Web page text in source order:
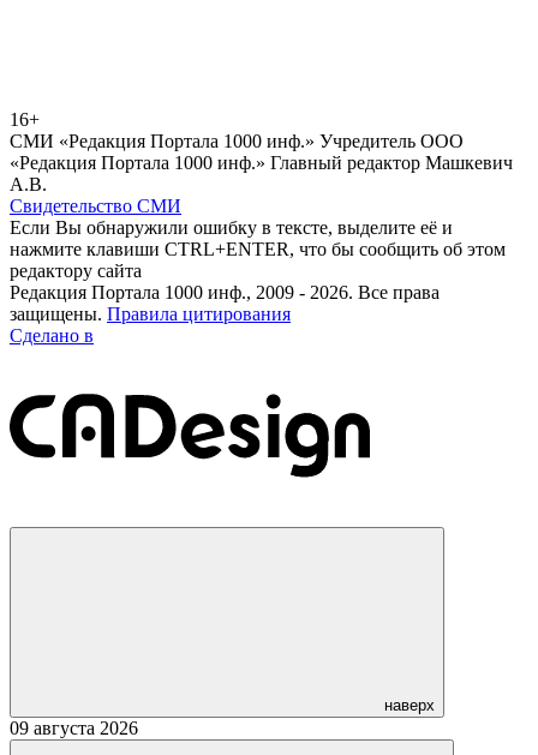
16+
СМИ «Редакция Портала 1000 инф.» Учредитель ООО
«Редакция Портала 1000 инф.» Главный редактор Машкевич
А.В.
Свидетельство СМИ
Если Вы обнаружили ошибку в тексте, выделите её и
нажмите клавиши CTRL+ENTER, что бы сообщить об этом
редактору сайта
Редакция Портала 1000 инф., 2009 - 2026. Все права
защищены. Правила цитирования
Сделано в
наверх
09 августа 2026